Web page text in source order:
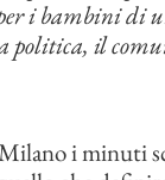
i bambini di
politica, il
i minuti